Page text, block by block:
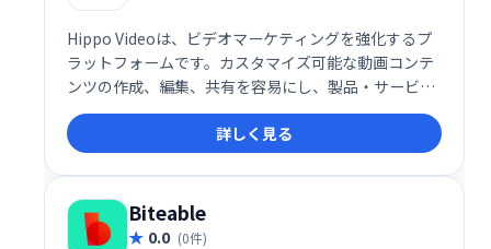
Hippo Videoは、ビデオマーケティングを強化するプ
ラットフォームです。カスタマイズ可能な動画コンテ
ンツの作成、編集、共有を容易にし、製品・サービス
の魅力的な訴求、ブランド認知度向上、顧客獲得を支
援します。販売プロセスの最適化やカスタマーサポー
トの強化にも貢献します。画像からの動画生成や既存
ツールとの連携も可能です。より効果的なビデオマー
ケティング戦略の実現に役立ちます。
詳しく見る
Biteable
0.0 (0件)